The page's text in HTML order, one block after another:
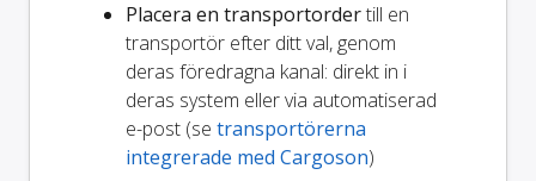
Placera en transportordertill en
transportör efter ditt val, genom
deras föredragna kanal: direkt in i
deras system eller via automatiserad
e-post (se transportörerna
integrerade med Cargoson)